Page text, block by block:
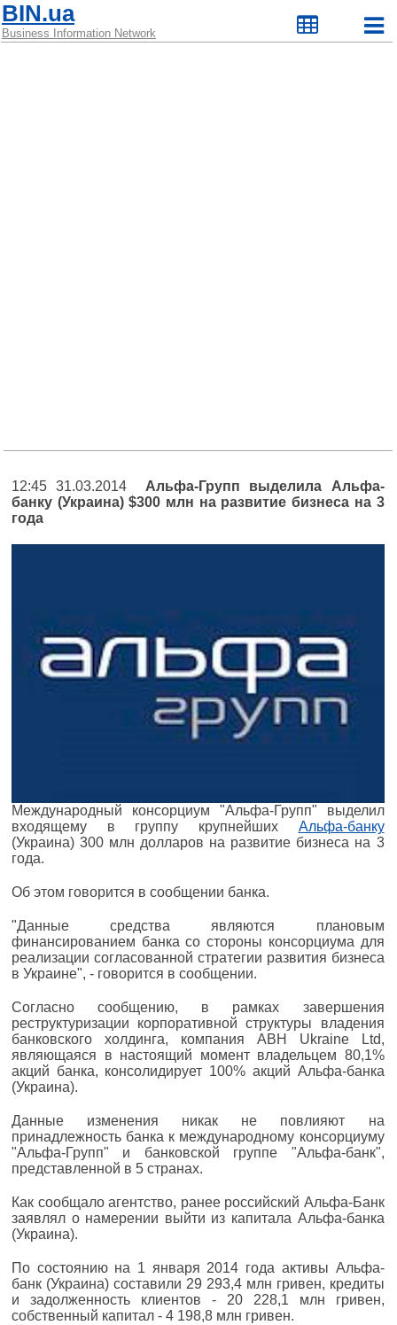
BIN.ua
Business Information Network
12:45 31.03.2014 Альфа-Групп выделила Альфа-
банку (Украина) $300 млн на развитие бизнеса на 3
года
Международный консорциум "Альфа-Групп" выделил
входящему в группу крупнейших Альфа-банку
(Украина) 300 млн долларов на развитие бизнеса на 3
года.
Об этом говорится в сообщении банка.
"Данные средства являются плановым
финансированием банка со стороны консорциума для
реализации согласованной стратегии развития бизнеса
в Украине", - говорится в сообщении.
Согласно сообщению, в рамках завершения
реструктуризации корпоративной структуры владения
банковского холдинга, компания ABH Ukraine Ltd,
являющаяся в настоящий момент владельцем 80,1%
акций банка, консолидирует 100% акций Альфа-банка
(Украина).
Данные изменения никак не повлияют на
принадлежность банка к международному консорциуму
"Альфа-Групп" и банковской группе "Альфа-банк",
представленной в 5 странах.
Как сообщало агентство, ранее российский Альфа-Банк
заявлял о намерении выйти из капитала Альфа-банка
(Украина).
По состоянию на 1 января 2014 года активы Альфа-
банк (Украина) составили 29 293,4 млн гривен, кредиты
и задолженность клиентов - 20 228,1 млн гривен,
собственный капитал - 4 198,8 млн гривен.